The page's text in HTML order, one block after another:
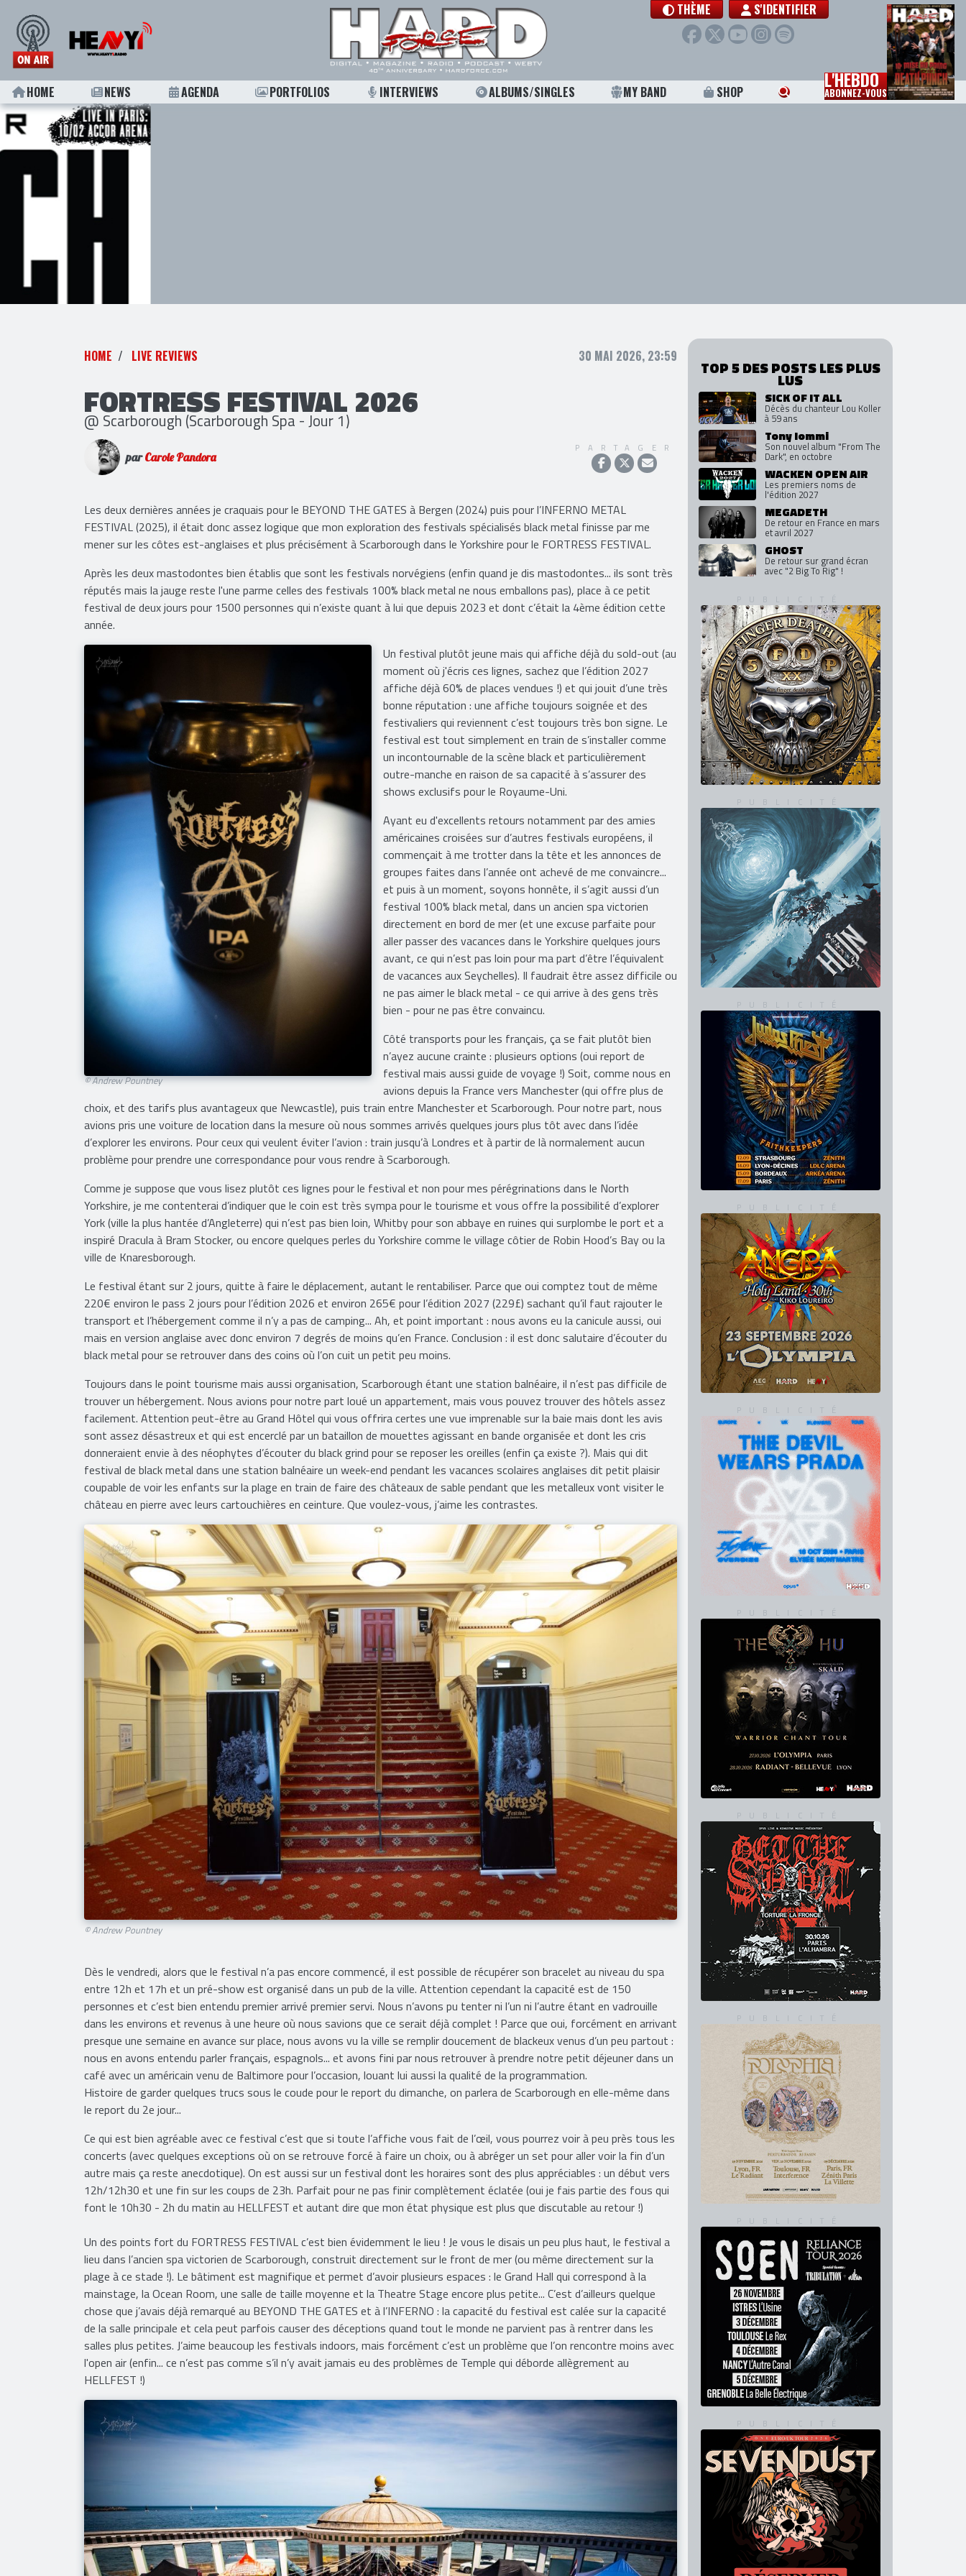
THÈME S'IDENTIFIER
HOME NEWS AGENDA PORTFOLIOS INTERVIEWS ALBUMS/SINGLES MY BAND SHOP L'HEBDO
ABONNEZ-VOUS
HOME LIVE REVIEWS 30 MAI 2026, 23:59
FORTRESS FESTIVAL 2026
@ Scarborough (Scarborough Spa - Jour 1)
parCarole Pandora
PARTAGER
Les deux dernières années je craquais pour le BEYOND THE GATES à Bergen (2024) puis pour l’INFERNO METAL
FESTIVAL (2025), il était donc assez logique que mon exploration des festivals spécialisés black metal finisse par me
mener sur les côtes est-anglaises et plus précisément à Scarborough dans le Yorkshire pour le FORTRESS FESTIVAL.
Après les deux mastodontes bien établis que sont les festivals norvégiens (enfin quand je dis mastodontes... ils sont très
réputés mais la jauge reste l'une parme celles des festivals 100% black metal ne nous emballons pas), place à ce petit
festival de deux jours pour 1500 personnes qui n’existe quant à lui que depuis 2023 et dont c’était la 4ème édition cette
année.
© Andrew Pountney
Un festival plutôt jeune mais qui affiche déjà du sold-out (au
moment où j'écris ces lignes, sachez que l’édition 2027
affiche déjà 60% de places vendues !) et qui jouit d’une très
bonne réputation : une affiche toujours soignée et des
festivaliers qui reviennent c’est toujours très bon signe. Le
festival est tout simplement en train de s’installer comme
un incontournable de la scène black et particulièrement
outre-manche en raison de sa capacité à s’assurer des
shows exclusifs pour le Royaume-Uni.
Ayant eu d'excellents retours notamment par des amies
américaines croisées sur d’autres festivals européens, il
commençait à me trotter dans la tête et les annonces de
groupes faites dans l’année ont achevé de me convaincre...
et puis à un moment, soyons honnête, il s’agit aussi d’un
festival 100% black metal, dans un ancien spa victorien
directement en bord de mer (et une excuse parfaite pour
aller passer des vacances dans le Yorkshire quelques jours
avant, ce qui n’est pas loin pour ma part d’être l’équivalent
de vacances aux Seychelles). Il faudrait être assez difficile ou
ne pas aimer le black metal - ce qui arrive à des gens très
bien - pour ne pas être convaincu.
Côté transports pour les français, ça se fait plutôt bien
n’ayez aucune crainte : plusieurs options (oui report de
festival mais aussi guide de voyage !) Soit, comme nous en
avions depuis la France vers Manchester (qui offre plus de
choix, et des tarifs plus avantageux que Newcastle), puis train entre Manchester et Scarborough. Pour notre part, nous
avions pris une voiture de location dans la mesure où nous sommes arrivés quelques jours plus tôt avec dans l’idée
d’explorer les environs. Pour ceux qui veulent éviter l’avion : train jusqu’à Londres et à partir de là normalement aucun
problème pour prendre une correspondance pour vous rendre à Scarborough.
Comme je suppose que vous lisez plutôt ces lignes pour le festival et non pour mes pérégrinations dans le North
Yorkshire, je me contenterai d’indiquer que le coin est très sympa pour le tourisme et vous offre la possibilité d’explorer
York (ville la plus hantée d’Angleterre) qui n’est pas bien loin, Whitby pour son abbaye en ruines qui surplombe le port et a
inspiré Dracula à Bram Stocker, ou encore quelques perles du Yorkshire comme le village côtier de Robin Hood’s Bay ou la
ville de Knaresborough.
Le festival étant sur 2 jours, quitte à faire le déplacement, autant le rentabiliser. Parce que oui comptez tout de même
220€ environ le pass 2 jours pour l’édition 2026 et environ 265€ pour l’édition 2027 (229£) sachant qu’il faut rajouter le
transport et l’hébergement comme il n’y a pas de camping... Ah, et point important : nous avons eu la canicule aussi, oui
mais en version anglaise avec donc environ 7 degrés de moins qu’en France. Conclusion : il est donc salutaire d’écouter du
black metal pour se retrouver dans des coins où l’on cuit un petit peu moins.
Toujours dans le point tourisme mais aussi organisation, Scarborough étant une station balnéaire, il n’est pas difficile de
trouver un hébergement. Nous avions pour notre part loué un appartement, mais vous pouvez trouver des hôtels assez
facilement. Attention peut-être au Grand Hôtel qui vous offrira certes une vue imprenable sur la baie mais dont les avis
sont assez désastreux et qui est encerclé par un bataillon de mouettes agissant en bande organisée et dont les cris
donneraient envie à des néophytes d’écouter du black grind pour se reposer les oreilles (enfin ça existe ?). Mais qui dit
festival de black metal dans une station balnéaire un week-end pendant les vacances scolaires anglaises dit petit plaisir
coupable de voir les enfants sur la plage en train de faire des châteaux de sable pendant que les metalleux vont visiter le
château en pierre avec leurs cartouchières en ceinture. Que voulez-vous, j’aime les contrastes.
© Andrew Pountney
Dès le vendredi, alors que le festival n’a pas encore commencé, il est possible de récupérer son bracelet au niveau du spa
entre 12h et 17h et un pré-show est organisé dans un pub de la ville. Attention cependant la capacité est de 150
personnes et c’est bien entendu premier arrivé premier servi. Nous n’avons pu tenter ni l’un ni l’autre étant en vadrouille
dans les environs et revenus à une heure où nous savions que ce serait déjà complet ! Parce que oui, forcément en arrivant
presque une semaine en avance sur place, nous avons vu la ville se remplir doucement de blackeux venus d’un peu partout :
nous en avons entendu parler français, espagnols... et avons fini par nous retrouver à prendre notre petit déjeuner dans un
café avec un américain venu de Baltimore pour l’occasion, louant lui aussi la qualité de la programmation.
Histoire de garder quelques trucs sous le coude pour le report du dimanche, on parlera de Scarborough en elle-même dans
le report du 2e jour...
Ce qui est bien agréable avec ce festival c’est que si toute l’affiche vous fait de l’œil, vous pourrez voir à peu près tous les
concerts (avec quelques exceptions où on se retrouve forcé à faire un choix, ou à abréger un set pour aller voir la fin d’un
autre mais ça reste anecdotique). On est aussi sur un festival dont les horaires sont des plus appréciables : un début vers
12h/12h30 et une fin sur les coups de 23h. Parfait pour ne pas finir complètement éclatée (oui je fais partie des fous qui
font le 10h30 - 2h du matin au HELLFEST et autant dire que mon état physique est plus que discutable au retour !)
Un des points fort du FORTRESS FESTIVAL c’est bien évidemment le lieu ! Je vous le disais un peu plus haut, le festival a
lieu dans l’ancien spa victorien de Scarborough, construit directement sur le front de mer (ou même directement sur la
plage à ce stade !). Le bâtiment est magnifique et permet d’avoir plusieurs espaces : le Grand Hall qui correspond à la
mainstage, la Ocean Room, une salle de taille moyenne et la Theatre Stage encore plus petite... C’est d’ailleurs quelque
chose que j’avais déjà remarqué au BEYOND THE GATES et à l’INFERNO : la capacité du festival est calée sur la capacité
de la salle principale et cela peut parfois causer des déceptions quand tout le monde ne parvient pas à rentrer dans les
salles plus petites. J’aime beaucoup les festivals indoors, mais forcément c’est un problème que l’on rencontre moins avec
l'open air (enfin... ce n’est pas comme s’il n’y avait jamais eu des problèmes de Temple qui déborde allègrement au
HELLFEST !)
TOP 5 DES POSTS LES PLUS
LUS
SICK OF IT ALL
Décès du chanteur Lou Koller
à 59 ans
Tony Iommi
Son nouvel album "From The
Dark", en octobre
WACKEN OPEN AIR
Les premiers noms de
l'édition 2027
MEGADETH
De retour en France en mars
et avril 2027
GHOST
De retour sur grand écran
avec "2 Big To Rig" !